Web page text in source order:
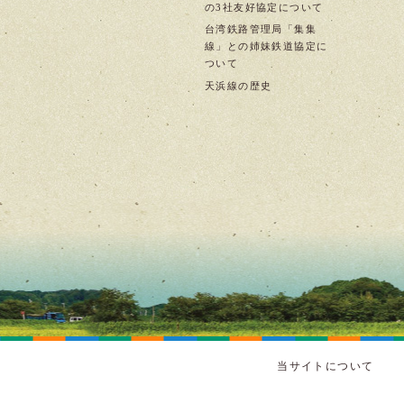
の3社友好協定について
台湾鉄路管理局「集集
線」との姉妹鉄道協定に
ついて
天浜線の歴史
当サイトについて